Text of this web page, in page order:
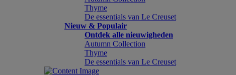
Thyme
De essentials van Le Creuset
Nieuw & Populair
Ontdek alle nieuwigheden
Autumn Collection
Thyme
De essentials van Le Creuset